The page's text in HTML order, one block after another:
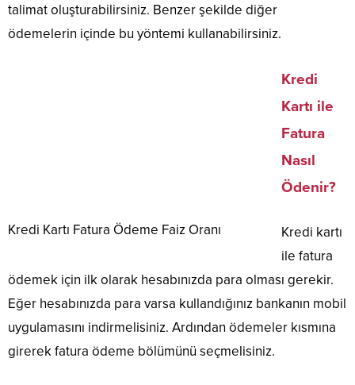
talimat oluşturabilirsiniz. Benzer şekilde diğer
ödemelerin içinde bu yöntemi kullanabilirsiniz.
Kredi Kartı Fatura Ödeme Faiz Oranı
Kredi
Kartı ile
Fatura
Nasıl
Ödenir?
Kredi kartı
ile fatura
ödemek için ilk olarak hesabınızda para olması gerekir.
Eğer hesabınızda para varsa kullandığınız bankanın mobil
uygulamasını indirmelisiniz. Ardından ödemeler kısmına
girerek fatura ödeme bölümünü seçmelisiniz.